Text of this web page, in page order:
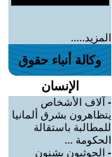
المزيد.....
وكالة أنباء حقوق
الإنسان
- آلاف الأشخاص
يتظاهرون بشرق ألمانيا
للمطالبة باستقالة
الحكومة ...
- الحوثيون يشنون